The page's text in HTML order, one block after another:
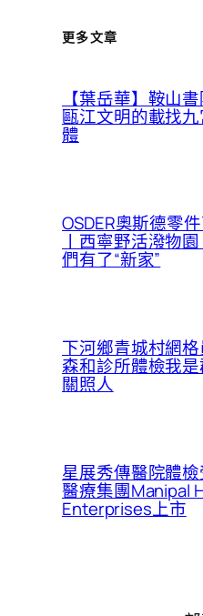
更多文章
【葉岳華】鞍山
甌江文明的載找
體
OSDER奧斯德零
丨西寧野活潑物
們有了“新家”
下河鄉青城村網格
森和診所體檢我
關照人
星展秀傳醫院體
醫療集團Manipal
Enterprises上市